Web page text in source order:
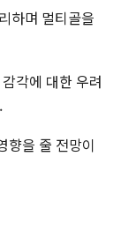
하며 멀티골을
각에 대한 우려
향을 줄 전망이